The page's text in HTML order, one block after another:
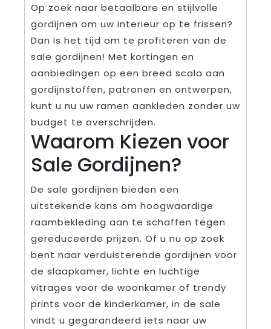
Op zoek naar betaalbare en stijlvolle
gordijnen om uw interieur op te frissen?
Dan is het tijd om te profiteren van de
sale gordijnen! Met kortingen en
aanbiedingen op een breed scala aan
gordijnstoffen, patronen en ontwerpen,
kunt u nu uw ramen aankleden zonder uw
budget te overschrijden.
Waarom Kiezen voor
Sale Gordijnen?
De sale gordijnen bieden een
uitstekende kans om hoogwaardige
raambekleding aan te schaffen tegen
gereduceerde prijzen. Of u nu op zoek
bent naar verduisterende gordijnen voor
de slaapkamer, lichte en luchtige
vitrages voor de woonkamer of trendy
prints voor de kinderkamer, in de sale
vindt u gegarandeerd iets naar uw